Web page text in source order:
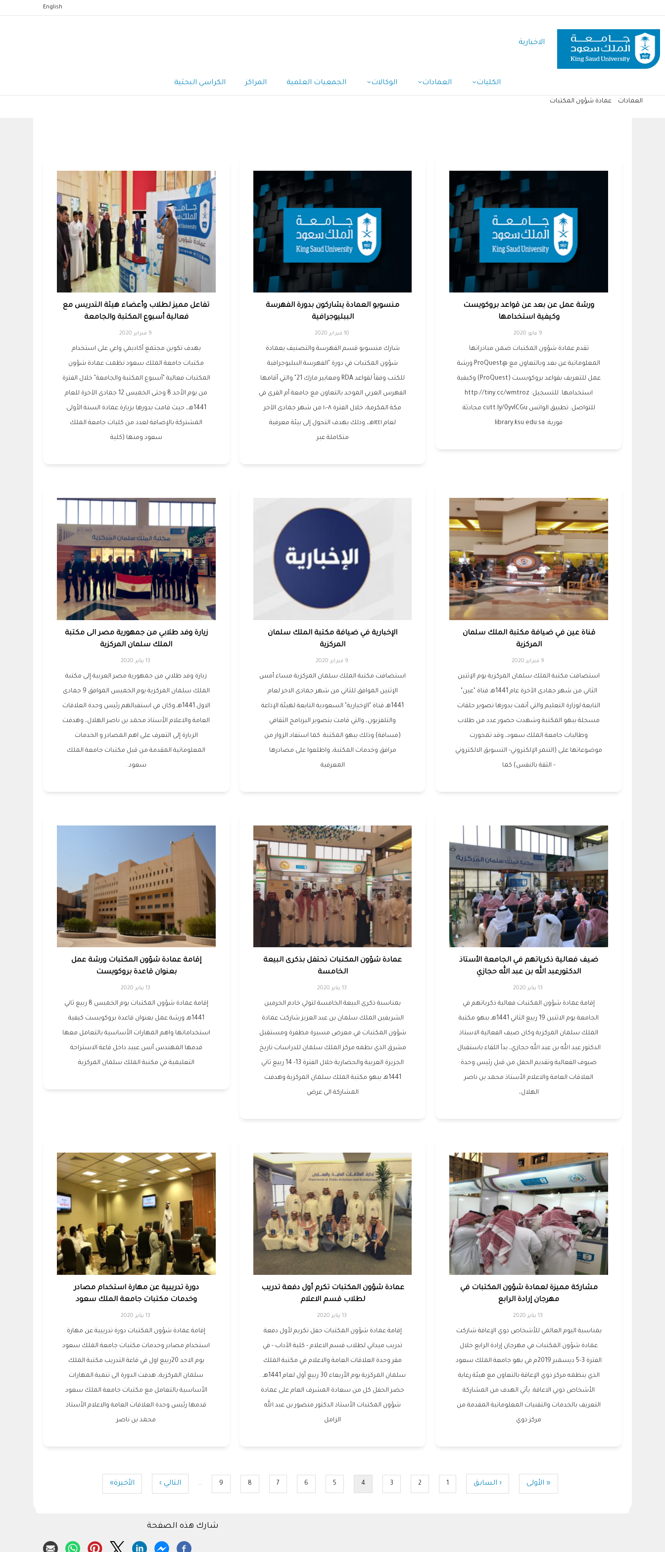
المحتوى
الرئيسي
English
الاخبارية
الكليات العمادات الوكالات الجمعيات العلمية المراكز الكراسي البحثية
العمادات عمادة شؤون المكتبات
ورشة عمل عن بعد عن قواعد بروكويست
وكيفية استخدامها
9 مايو 2020
تقدم عمادة شؤون المكتبات ضمن مبادراتها
المعلوماتية عن ‏بعد وبالتعاون مع @ProQuest ورشة
عمل للتعريف بقواعد بروكويست (ProQuest) وكيفية
استخدامها. للتسجيل: http://tiny.cc/wmtroz
للتواصل: تطبيق الواتس cutt.ly/0yvICGu محادثة
فورية: library.ksu.edu.sa
منسوبو العمادة يشاركون بدورة الفهرسة
الببليوجرافية
10 فبراير 2020
شارك منسوبو قسم الفهرسة والتصنيف بعمادة
شؤون المكتبات في دورة "الفهرسة الببليوجرافية
للكتب وفقاً لقواعد RDA ومعايير مارك 21" والتي أقامها
الفهرس العربي الموحد بالتعاون مع جامعة أم القرى في
مكة المكرمة، خلال الفترة ٨-١٠ من شهر جمادى الآخر
لعام ١٤٤١هـ، وذلك بهدف التحول إلى بيئة معرفية
متكاملة عبر
تفاعل مميز لطلاب وأعضاء هيئة التدريس مع
فعالية أسبوع المكتبة والجامعة
9 فبراير 2020
بهدف تكوين مجتمع أكاديمي واعي على استخدام
مكتبات جامعة الملك سعود نظمت عمادة شؤون
المكتبات فعالية "أسبوع المكتبة والجامعة" خلال الفترة
من يوم الأحد 8 وحتى الخميس 12 جمادى الآخرة للعام
1441هـ، حيث قامت بدورها بزيارة عمادة السنة الأولى
المشتركة بالإضافة لعدد من كليات جامعة الملك
سعود ومنها (كلية
قناة عين في ضيافة مكتبة الملك سلمان
المركزية
9 فبراير 2020
استضافت مكتبة الملك سلمان المركزية يوم الإثنين
الثاني من شهر جمادى الآخرة عام 1441هـ قناة "عين"
التابعة لوزارة التعليم والتي أتمت بدورها تصوير حلقات
مسجلة ببهو المكتبة وشهدت حضور عدد من طلاب
وطالبات جامعة الملك سعود، وقد تمحورت
موضوعاتها على (التنمر الإلكتروني- التسويق الالكتروني
– الثقة بالنفس) كما
الإخبارية في ضيافة مكتبة الملك سلمان
المركزية
9 فبراير 2020
استضافت مكتبة الملك سلمان المركزية مساء أمس
الإثنين الموافق للثاني من شهر جمادى الاخر لعام
1441هـ قناة "الإخبارية" السعودية التابعة لهيئة الإذاعة
والتلفزيون، والتي قامت بتصوير البرنامج الثقافي
(مسافة) وذلك ببهو المكتبة. كما استفاد الزوار من
مرافق وخدمات المكتبة، واطلعوا على مصادرها
المعرفية
زيارة وفد طلابي من جمهورية مصر الى مكتبة
الملك سلمان المركزية
13 يناير 2020
زيارة وفد طلابي من جمهورية مصر العربية إلى مكتبة
الملك سلمان المركزية يوم الخميس الموافق 9 جمادى
الاول 1441هـ.وكان في استقبالهم رئيس وحدة العلاقات
العامة والاعلام الأستاذ محمد بن ناصر الهلال، وهدفت
الزيارة إلى التعرف على اهم المصادر و الخدمات
المعلوماتية المقدمة من قبل مكتبات جامعة الملك
سعود .
ضيف فعالية ذكرياتهم في الجامعة الأستاذ
الدكتورعبد الله بن عبد الله حجازي
13 يناير 2020
إقامة عمادة شؤون المكتبات فعالية ذكرياتهم في
الجامعة يوم الاثنين 19 ربيع الثاني 1441هـ ببهو مكتبة
الملك سلمان المركزية وكان ضيف الفعالية الاستاذ
الدكتور عبد الله بن عبد الله حجازي، بدأ اللقاء باستقبال
ضيوف الفعالية وتقديم الحفل من قبل رئيس وحدة
العلاقات العامة والاعلام الأستاذ محمد بن ناصر
الهلال،
عمادة شؤون المكتبات تحتفل بذكرى البيعة
الخامسة
13 يناير 2020
بمناسبة ذكرى البيعة الخامسة لتولي خادم الحرمين
الشريفين الملك سلمان بن عبد العزيز شاركت عمادة
شؤون المكتبات في معرض مسيرة مظفرة ومستقبل
مشرق الذي نظمه مركز الملك سلمان للدراسات تاريخ
الجزيرة العربية والحضارية خلال الفترة 13- 14 ربيع ثاني
1441هـ ببهو مكتبة الملك سلمان المركزية وهدفت
المشاركة الى عرض
إقامة عمادة شؤون المكتبات ورشة عمل
بعنوان قاعدة بروكويست
13 يناير 2020
إقامة عمادة شؤون المكتبات يوم الخميس 8 ربيع ثاني
1441هـ ورشة عمل بعنوان قاعدة بروكويست كيفية
استخداماتها واهم المهارات الأساسية بالتعامل معها
قدمها المهندس أنس عبيد داخل قاعة الاستراحة
التعليمية في مكتبة الملك سلمان المركزية
مشاركة مميزة لعمادة شؤون المكتبات في
مهرجان إرادة الرابع
13 يناير 2020
بمناسبة اليوم العالمي للأشخاص ذوي الإعاقة شاركت
عمادة شؤون المكتبات في مهرجان إرادة الرابع خلال
الفترة 3-5 ديسمبر 2019م في بهو جامعة الملك سعود
الذي ينظمه مركز ذوي الإعاقة بالتعاون مع هيئة رعاية
الأشخاص ذويي الاعاقة. يأتي الهدف من المشاركة
التعريف بالخدمات والتقنيات المعلوماتية المقدمة من
مركز ذوي
عمادة شؤون المكتبات تكرم أول دفعة تدريب
لطلاب قسم الاعلام
13 يناير 2020
إقامة عمادة شؤون المكتبات حفل تكريم لأول دفعة
تدريب ميداني لطلاب قسم الاعلام - كلية الآداب - في
مقر وحدة العلاقات العامة والاعلام في مكتبة الملك
سلمان المركزية يوم الأربعاء 30 ربيع أول لعام 1441هـ .
حضر الحفل كل من سعادة المشرف العام على عمادة
شؤون المكتبات الأستاذ الدكتور منصور بن عبد الله
الزامل
دورة تدريبية عن مهارة استخدام مصادر
وخدمات مكتبات جامعة الملك سعود
13 يناير 2020
إقامة عمادة شؤون المكتبات دورة تدريبية عن مهارة
استخدام مصادر وخدمات مكتبات جامعة الملك سعود
يوم الاحد 20ربيع اول في قاعة التدريب مكتبة الملك
سلمان المركزية، هدفت الدورة الى تنمية المهارات
الأساسية بالتعامل مع مكتبات جامعة الملك سعود
قدمها رئيس وحدة العلاقات العامة والاعلام الأستاذ
محمد بن ناصر
First
« الأولى
Previous
‹ السابق Page1
Page
2
Page
3
Current
4
Page
5
Page
6
Page7
Page
8
Page
9
…
الصفحة
التالي ›
Last
الأخيرة»
شارك هذه الصفحة